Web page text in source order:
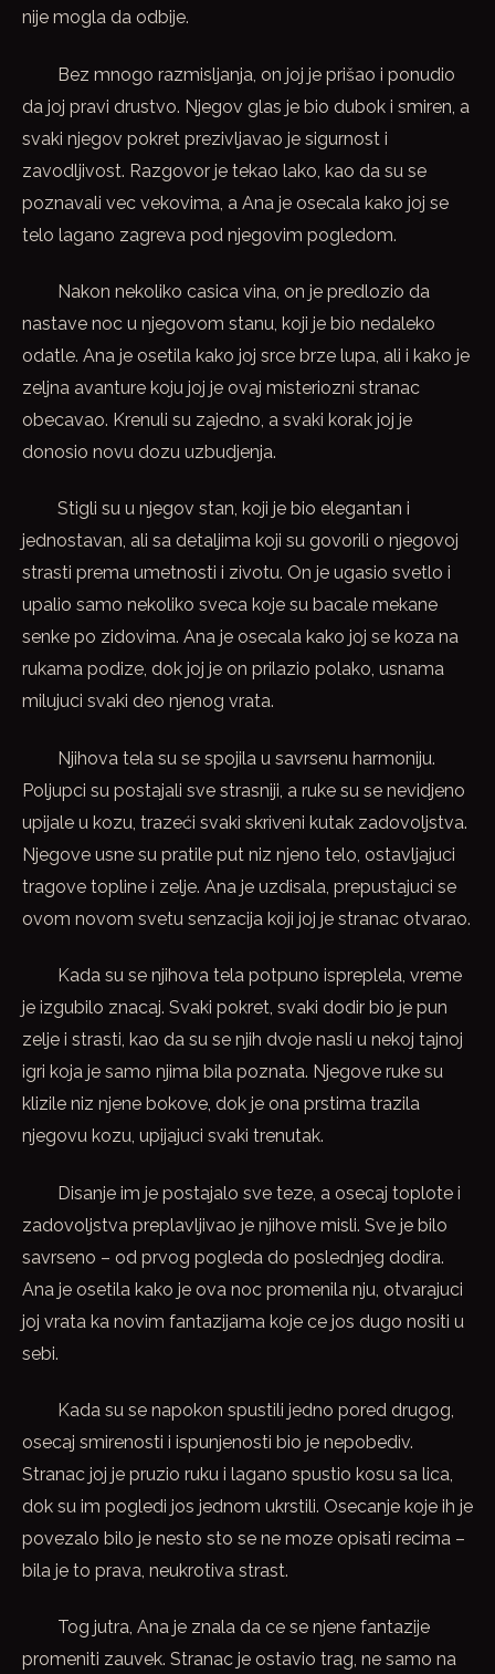
nije mogla da odbije.
Bez mnogo razmisljanja, on joj je prišao i ponudio
da joj pravi drustvo. Njegov glas je bio dubok i smiren, a
svaki njegov pokret prezivljavao je sigurnost i
zavodljivost. Razgovor je tekao lako, kao da su se
poznavali vec vekovima, a Ana je osecala kako joj se
telo lagano zagreva pod njegovim pogledom.
Nakon nekoliko casica vina, on je predlozio da
nastave noc u njegovom stanu, koji je bio nedaleko
odatle. Ana je osetila kako joj srce brze lupa, ali i kako je
zeljna avanture koju joj je ovaj misteriozni stranac
obecavao. Krenuli su zajedno, a svaki korak joj je
donosio novu dozu uzbudjenja.
Stigli su u njegov stan, koji je bio elegantan i
jednostavan, ali sa detaljima koji su govorili o njegovoj
strasti prema umetnosti i zivotu. On je ugasio svetlo i
upalio samo nekoliko sveca koje su bacale mekane
senke po zidovima. Ana je osecala kako joj se koza na
rukama podize, dok joj je on prilazio polako, usnama
milujuci svaki deo njenog vrata.
Njihova tela su se spojila u savrsenu harmoniju.
Poljupci su postajali sve strasniji, a ruke su se nevidjeno
upijale u kozu, trazeći svaki skriveni kutak zadovoljstva.
Njegove usne su pratile put niz njeno telo, ostavljajuci
tragove topline i zelje. Ana je uzdisala, prepustajuci se
ovom novom svetu senzacija koji joj je stranac otvarao.
Kada su se njihova tela potpuno ispreplela, vreme
je izgubilo znacaj. Svaki pokret, svaki dodir bio je pun
zelje i strasti, kao da su se njih dvoje nasli u nekoj tajnoj
igri koja je samo njima bila poznata. Njegove ruke su
klizile niz njene bokove, dok je ona prstima trazila
njegovu kozu, upijajuci svaki trenutak.
Disanje im je postajalo sve teze, a osecaj toplote i
zadovoljstva preplavljivao je njihove misli. Sve je bilo
savrseno – od prvog pogleda do poslednjeg dodira.
Ana je osetila kako je ova noc promenila nju, otvarajuci
joj vrata ka novim fantazijama koje ce jos dugo nositi u
sebi.
Kada su se napokon spustili jedno pored drugog,
osecaj smirenosti i ispunjenosti bio je nepobediv.
Stranac joj je pruzio ruku i lagano spustio kosu sa lica,
dok su im pogledi jos jednom ukrstili. Osecanje koje ih je
povezalo bilo je nesto sto se ne moze opisati recima –
bila je to prava, neukrotiva strast.
Tog jutra, Ana je znala da ce se njene fantazije
promeniti zauvek. Stranac je ostavio trag, ne samo na